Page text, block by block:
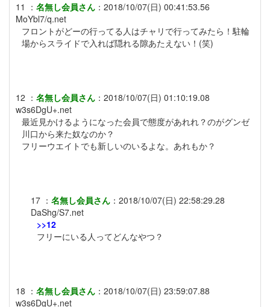
11 ： 名無し会員さん ： 2018/10/07(日) 00:41:53.56
MoYbl7/q.net
フロントがどーの行ってる人はチャリで行ってみたら！駐輪
場からスライドで入れば隠れる隙あたえない！(笑)
12 ： 名無し会員さん ： 2018/10/07(日) 01:10:19.08
w3s6DgU+.net
最近見かけるようになった会員で態度があれれ？のがグンゼ
川口から来た奴なのか？
フリーウエイトでも新しいのいるよな。あれもか？
17 ： 名無し会員さん ： 2018/10/07(日) 22:58:29.28
DaShg/S7.net
>>12
フリーにいる人ってどんなやつ？
18 ： 名無し会員さん ： 2018/10/07(日) 23:59:07.88
w3s6DgU+.net